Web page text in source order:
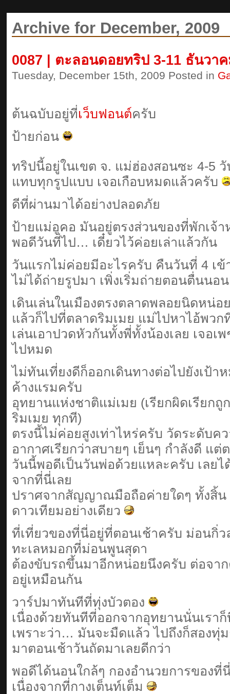
Archive for December, 2009
0087 | ตะลอนดอยทริป 3-11 ธันวา
Tuesday, December 15th, 2009 Posted in
ต้นฉบับอยู่ที่เว็บฟอนต์ครับ
ป้ายก่อน
ทริปนี้อยู่ในเขต จ. แม่ฮ่องสอนซะ 4-5 วั
แทบทุกรูปแบบ เจอเกือบหมดแล้วครับ
ดีที่ผ่านมาได้อย่างปลอดภัย
ป้ายแม่อูคอ มันอยู่ตรงส่วนของที่พักเจ้
พอดีวันที่ไป… เดี๋ยวไว้ค่อยเล่าแล้วกัน
วันแรกไม่ค่อยมีอะไรครับ คืนวันที่ 4 เ
ไม่ได้ถ่ายรูปมา เพิ่งเริ่มถ่ายตอนตื่นนอ
เดินเล่นในเมืองตรงตลาดพลอยนิดหน่อ
แล้วก็ไปที่ตลาดริมเมย แม่ไปหาไอ้พว
เล่นเอาปวดหัวกันทั้งพี่ทั้งน้องเลย เจอ
ไปหมด
ไม่ทันเที่ยงดีก็ออกเดินทางต่อไปยังเป้า
ค้างแรมครับ
อุทยานแห่งชาติแม่เมย (เรียกผิดเรียก
ริมเมย ทุกที)
ตรงนี้ไม่ค่อยสูงเท่าไหร่ครับ วัดระดับค
อากาศเรียกว่าสบายๆ เย็นๆ กำลังดี แ
วันนี้พอดีเป็นวันพ่อด้วยแหละครับ เลย
จากที่นี่เลย
ปราศจากสัญญาณมือถือค่ายใดๆ ทั้งสิ้
ดาวเทียมอย่างเดียว
ที่เที่ยวของที่นี่อยู่ที่ตอนเช้าครับ ม่อนกิ่
ทะเลหมอกที่ม่อนพูนสุดา
ต้องขับรถขึ้นมาอีกหน่อยนึงครับ ต่อจา
อยู่เหมือนกัน
วาร์ปมาทันทีที่ทุ่งบัวตอง
เนื่องด้วยทันทีที่ออกจากอุทยานนั่นเรา
เพราะว่า… มันจะมืดแล้ว ไปถึงก็สองทุ่
มาตอนเช้าวันถัดมาเลยดีกว่า
พอดีได้นอนใกล้ๆ กองอำนวยการของที่
เนื่องจากที่กางเต็นท์เต็ม